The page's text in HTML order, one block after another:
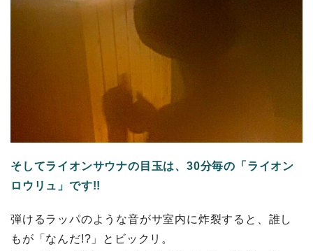
そしてライオンサウナの目玉は、30分毎の「ライオン
ロウリュ」です!!
弾けるラッパのような音がサ室内に炸裂すると、誰し
もが「なんだ!?」とビックリ。